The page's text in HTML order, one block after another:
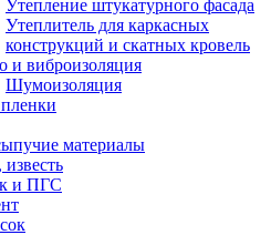
Утепление штукатурного фасада
Утеплитель для каркасных
конструкций и скатных кровель
и виброизоляция
Шумоизоляция
материалы
и ПГС